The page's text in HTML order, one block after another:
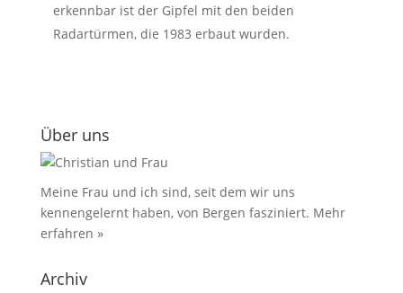
erkennbar ist der Gipfel mit den beiden
Radartürmen, die 1983 erbaut wurden.
Über uns
Meine Frau und ich sind, seit dem wir uns
kennengelernt haben, von Bergen fasziniert. Mehr
erfahren »
Archiv